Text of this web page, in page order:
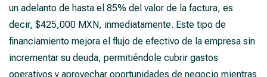
un adelanto de hasta el 85% del valor de la factura, es
decir, $425,000 MXN, inmediatamente. Este tipo de
financiamiento mejora el flujo de efectivo de la empresa sin
incrementar su deuda, permitiéndole cubrir gastos
operativos y aprovechar oportunidades de negocio mientras